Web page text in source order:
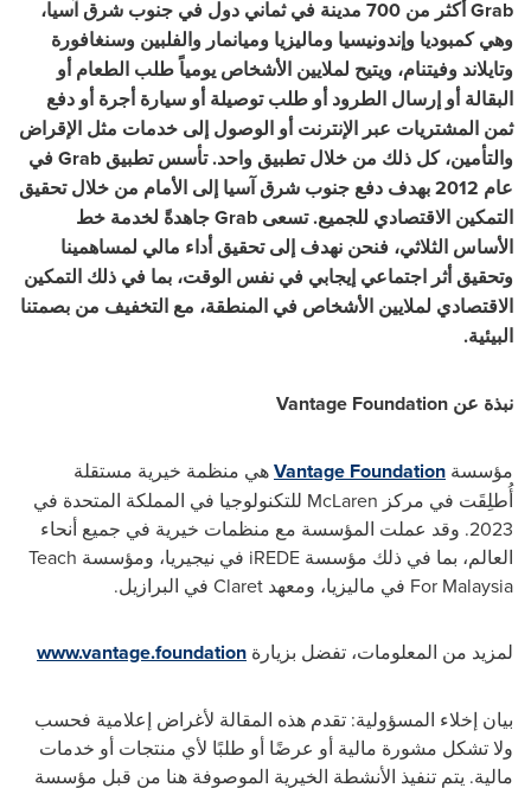
Grab
أكثر من 700 مدينة في ثماني دول في جنوب شرق آسيا،
وهي كمبوديا وإندونيسيا وماليزيا وميانمار والفلبين وسنغافورة
وتايلاند وفيتنام، ويتيح لملايين الأشخاص يومياً طلب الطعام أو
البقالة أو إرسال الطرود أو طلب توصيلة أو سيارة أجرة أو دفع
ثمن المشتريات عبر الإنترنت أو الوصول إلى خدمات مثل الإقراض
والتأمين، كل ذلك من خلال تطبيق واحد. تأسس تطبيق Grabفي
عام 2012 بهدف دفع جنوب شرق آسيا إلى الأمام من خلال تحقيق
التمكين الاقتصادي للجميع. تسعى Grabجاهدةً لخدمة خط
الأساس الثلاثي، فنحن نهدف إلى تحقيق أداء مالي لمساهمينا
وتحقيق أثر اجتماعي إيجابي في نفس الوقت، بما في ذلك التمكين
الاقتصادي لملايين الأشخاص في المنطقة، مع التخفيف من بصمتنا
البيئية.
نبذة عن Vantage Foundation
مؤسسة Vantage Foundationهي منظمة خيرية مستقلة
أُطلِقَت في مركز McLaren للتكنولوجيا في المملكة المتحدة في
2023. وقد عملت المؤسسة مع منظمات خيرية في جميع أنحاء
العالم، بما في ذلك مؤسسة iREDE في نيجيريا، ومؤسسة Teach
For Malaysia في ماليزيا، ومعهد Claret في البرازيل.
لمزيد من المعلومات، تفضل بزيارة www.vantage.foundation
بيان إخلاء المسؤولية: تقدم هذه المقالة لأغراض إعلامية فحسب
ولا تشكل مشورة مالية أو عرضًا أو طلبًا لأي منتجات أو خدمات
مالية. يتم تنفيذ الأنشطة الخيرية الموصوفة هنا من قبل مؤسسة